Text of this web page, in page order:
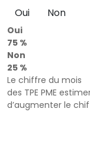
Oui Non
Oui
75 %
Non
25 %
Le chiffre du mois
des TPE PME
d’augmenter le